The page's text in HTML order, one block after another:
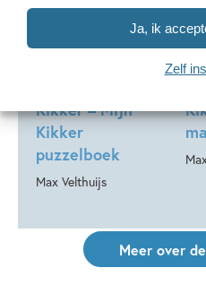
Ja, ik
Zelf
Kikker – Mijn
Kikker
puzzelboek
Max Velthuijs
Meer over